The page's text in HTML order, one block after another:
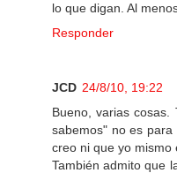
lo que digan. Al
Responder
JCD 24/8/10, 19:22
Bueno, varias
sabemos" no es
creo ni que yo mismo
También admito que